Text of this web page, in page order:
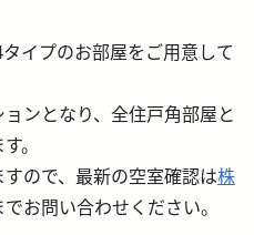
イプのお部屋をご用意して
ンとなり、全住戸角部屋と
。
ので、最新の空室確認は株
でお問い合わせください。